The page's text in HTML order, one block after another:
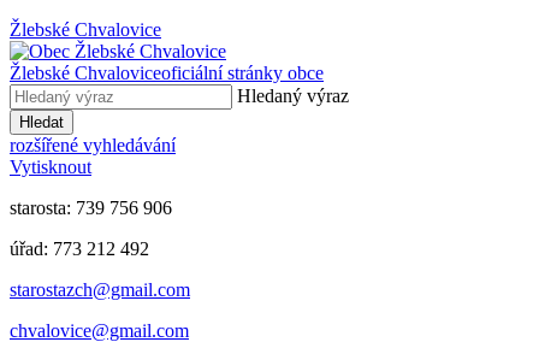
Žlebské Chvalovice
Žlebské Chvaloviceoficiální stránky obce
Hledaný výraz
Hledat
rozšířené vyhledávání
Vytisknout
starosta: 739 756 906
úřad: 773 212 492
​​​​starostazch@gmail.com
​​​​chvalovice@gmail.com